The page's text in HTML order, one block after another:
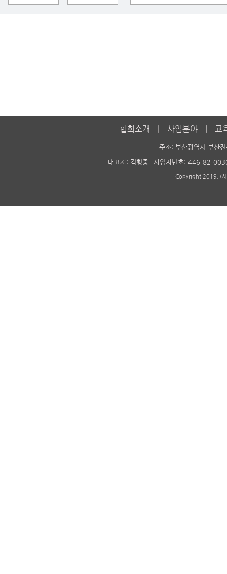
협회소개 사업분야 교
주소: 부산광역시 부산
대표자: 김형중
사업자번호: 446-82-
Copyright 2019. (사